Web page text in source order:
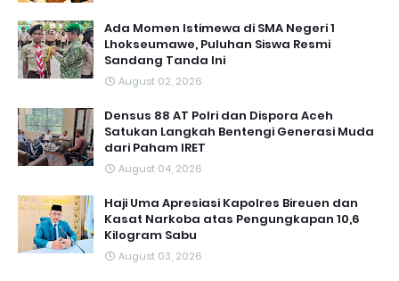
Ada Momen Istimewa di SMA Negeri 1
Lhokseumawe, Puluhan Siswa Resmi
Sandang Tanda Ini
August 02, 2026
Densus 88 AT Polri dan Dispora Aceh
Satukan Langkah Bentengi Generasi Muda
dari Paham IRET
August 04, 2026
Haji Uma Apresiasi Kapolres Bireuen dan
Kasat Narkoba atas Pengungkapan 10,6
Kilogram Sabu
August 03, 2026